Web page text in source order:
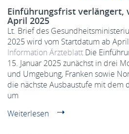
Einführungsfrist verlängert,
April 2025
Lt. Brief des
2025 wird vom Startdatum ab
Information Ärzteblatt Die
15. Januar 2025 zunächst in drei
und Umgebung, Franken sowie
die nächste Ausbaustufe mit dem
um
Weiterlesen